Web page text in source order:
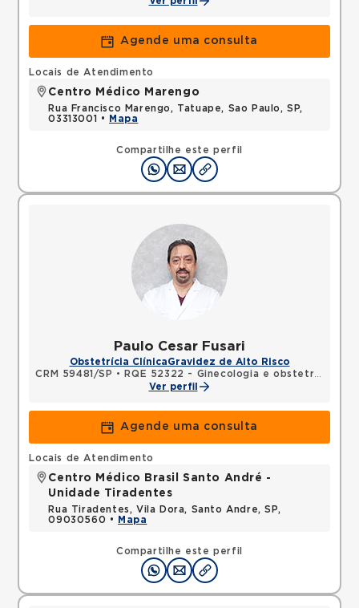
Agende uma consulta
Compartilhe este perfil
Locais de Atendimento
Centro Médico Marengo
Rua Francisco Marengo, Tatuape, Sao Paulo, SP,
03313001 •
Mapa
Paulo Cesar Fusari
Obstetrícia ClínicaGravidez de Alto Risco
CRM 59481/SP •
RQE 52322 - Ginecologia e obstetrícia
Ver perfil
Agende uma consulta
Compartilhe este perfil
Locais de Atendimento
Centro Médico Brasil Santo André -
Unidade Tiradentes
Rua Tiradentes, Vila Dora, Santo Andre, SP,
09030560 •
Mapa